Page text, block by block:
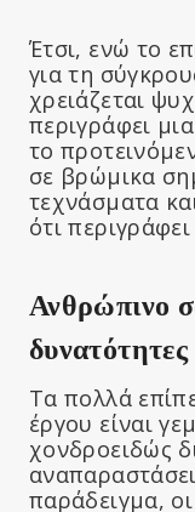
Έτσι, ενώ το
για τη
χρειάζεται
περιγράφει
το
σε βρώμικα
τεχνάσματα
ότι
Ανθρώπινο
δυνατότητες
Τα πολλά
έργου είναι
χονδροειδώς
παράδειγμα,